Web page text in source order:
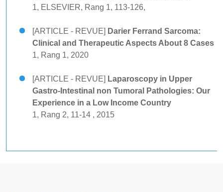
1, ELSEVIER, Rang 1, 113-126,
[ARTICLE - REVUE] Darier Ferrand Sarcoma:
Clinical and Therapeutic Aspects About 8 Cases
1, Rang 1, 2020
[ARTICLE - REVUE] Laparoscopy in Upper
Gastro-Intestinal non Tumoral Pathologies: Our
Experience in a Low Income Country
1, Rang 2, 11-14 , 2015